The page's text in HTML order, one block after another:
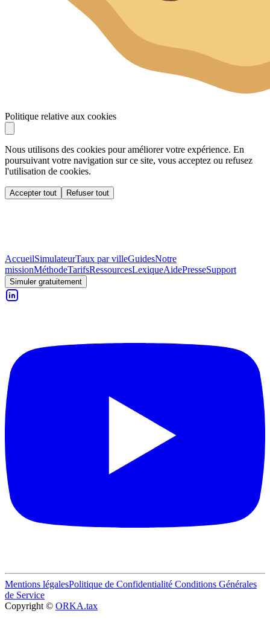
Politique relative aux cookies
Nous utilisons des cookies pour améliorer votre expérience. En
poursuivant votre navigation sur ce site, vous acceptez ou refusez
l'utilisation de cookies.
Accepter tout Refuser tout
AccueilSimulateurTaux par villeGuidesNotre
missionMéthodeTarifsRessourcesLexiqueAidePresseSupport
Simuler gratuitement
Mentions légalesPolitique de Confidentialité Conditions Générales
de Service
Copyright © ORKA.tax